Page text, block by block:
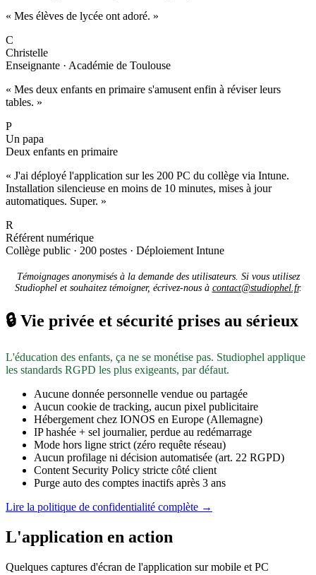
« Mes élèves de lycée ont adoré. »
C
Christelle
Enseignante · Académie de Toulouse
« Mes deux enfants en primaire s'amusent enfin à réviser leurs
tables. »
P
Un papa
Deux enfants en primaire
« J'ai déployé l'application sur les 200 PC du collège via Intune.
Installation silencieuse en moins de 10 minutes, mises à jour
automatiques. Super. »
R
Référent numérique
Collège public · 200 postes · Déploiement Intune
Témoignages anonymisés à la demande des utilisateurs. Si vous utilisez
Studiophel et souhaitez témoigner, écrivez-nous à contact@studiophel.fr.
🔒 Vie privée et sécurité prises au sérieux
L'éducation des enfants, ça ne se monétise pas. Studiophel applique
les standards RGPD les plus exigeants, par défaut.
Aucune donnée personnelle vendue ou partagée
Aucun cookie de tracking, aucun pixel publicitaire
Hébergement chez IONOS en Europe (Allemagne)
IP hashée + sel journalier, perdue au redémarrage
Mode hors ligne strict (zéro requête réseau)
Aucun profilage ni décision automatisée (art. 22 RGPD)
Content Security Policy stricte côté client
Purge auto des comptes inactifs après 3 ans
Lire la politique de confidentialité complète →
L'application en action
Quelques captures d'écran de l'application sur mobile et PC